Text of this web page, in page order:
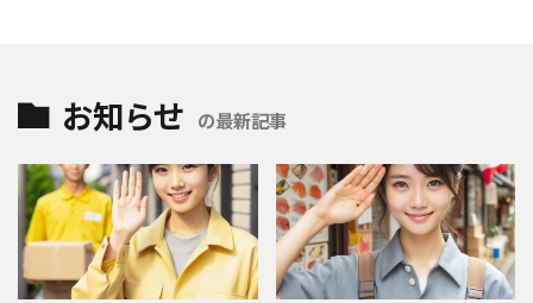
お知らせ の最新記事